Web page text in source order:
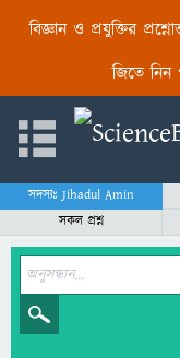
বিজ্ঞান ও প্রযুক্তির
জিতে নিন
সদস্যঃ Jihadul Amin
সকল প্রশ্ন